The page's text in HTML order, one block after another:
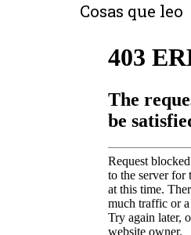
Cosas que leo